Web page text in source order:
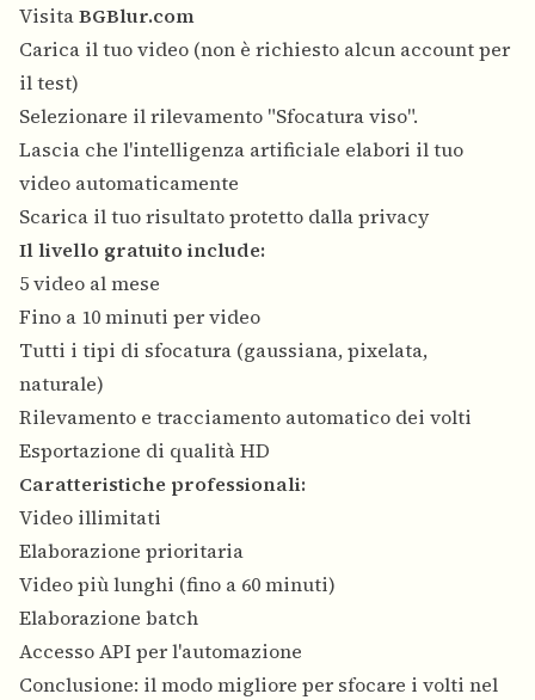
VisitaBGBlur.com
Carica il tuo video (non è richiesto alcun account per
il test)
Selezionare il rilevamento "Sfocatura viso".
Lascia che l'intelligenza artificiale elabori il tuo
video automaticamente
Scarica il tuo risultato protetto dalla privacy
Il livello gratuito include:
5 video al mese
Fino a 10 minuti per video
Tutti i tipi di sfocatura (gaussiana, pixelata,
naturale)
Rilevamento e tracciamento automatico dei volti
Esportazione di qualità HD
Caratteristiche professionali:
Video illimitati
Elaborazione prioritaria
Video più lunghi (fino a 60 minuti)
Elaborazione batch
Accesso API per l'automazione
Conclusione: il modo migliore per sfocare i volti nel